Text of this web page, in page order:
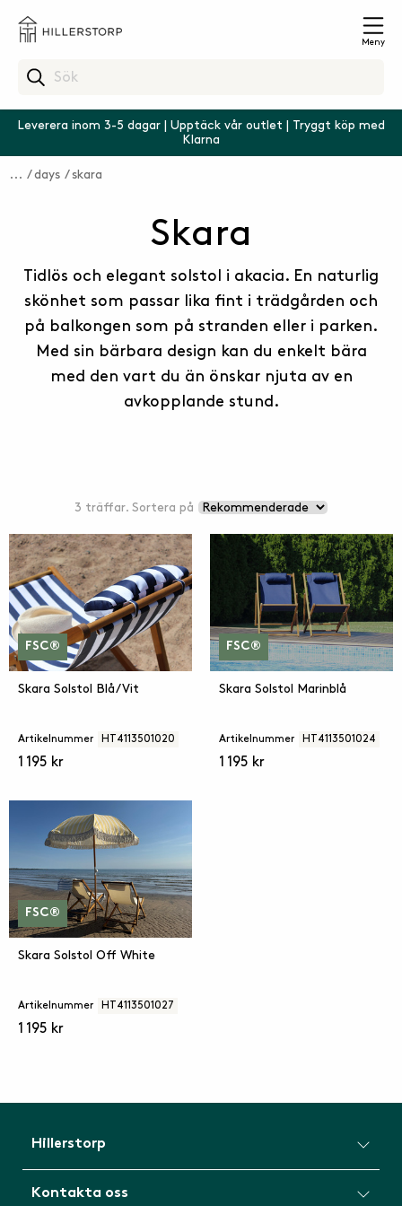
Meny
Leverera inom 3-5 dagar | Upptäck vår outlet | Tryggt köp med
Klarna
days skara
Skara
Tidlös och elegant solstol i akacia. En naturlig
skönhet som passar lika fint i trädgården och
på balkongen som på stranden eller i parken.
Med sin bärbara design kan du enkelt bära
med den vart du än önskar njuta av en
avkopplande stund.
3 träffar. Sortera på
FSC®
Skara Solstol Blå/Vit
Artikelnummer HT4113501020
1 195 kr
FSC®
Skara Solstol Marinblå
Artikelnummer HT4113501024
1 195 kr
FSC®
Skara Solstol Off White
Artikelnummer HT4113501027
1 195 kr
Hillerstorp
Kontakta oss